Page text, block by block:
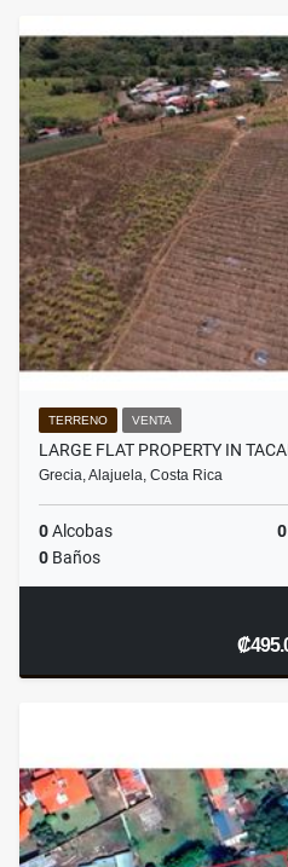
TERRENO VENTA
LARGE FLAT PROPERTY IN
Grecia, Alajuela, Costa Rica
0Alcobas 0
0 Baños